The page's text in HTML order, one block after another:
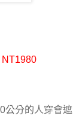
公分的人穿會遮